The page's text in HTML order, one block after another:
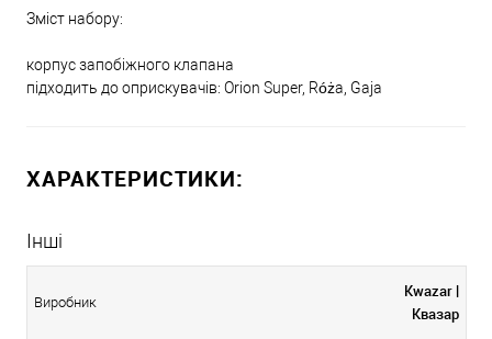
Зміст набору:
корпус запобіжного клапана
підходить до оприскувачів: Orion Super, Róża, Gaja
ХАРАКТЕРИСТИКИ:
Інші
Виробник
Kwazar |
Квазар